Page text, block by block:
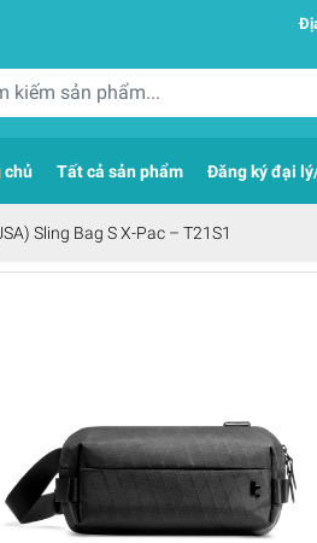
chủ Tất cả sản phẩm Đăng ký đại
Sling Bag S X-Pac – T21S1